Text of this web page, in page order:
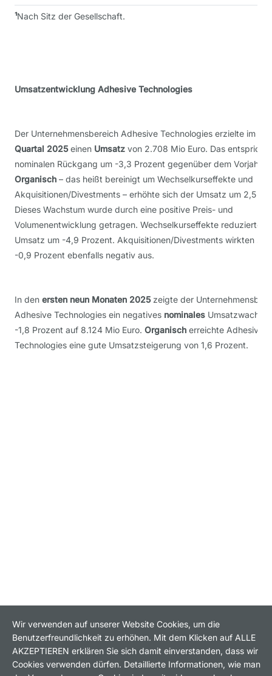
¹Nach Sitz der Gesellschaft.
Umsatzentwicklung Adhesive Technologies
Der Unternehmensbereich Adhesive Technologies erzielte im
Quartal 2025einen Umsatz von 2.708 Mio Euro. Das entspricht
nominalen Rückgang um -3,3 Prozent gegenüber dem
Organisch – das heißt bereinigt um Wechselkurseffekte und
Akquisitionen/Divestments – erhöhte sich der Umsatz um 2,5
Dieses Wachstum wurde durch eine positive Preis- und
Volumenentwicklung getragen. Wechselkurseffekte reduzierten
Umsatz um -4,9 Prozent. Akquisitionen/Divestments wirkten
-0,9 Prozent ebenfalls negativ aus.
In den ersten neun Monaten 2025zeigte der
Adhesive Technologies ein negatives nominales
-1,8 Prozent auf 8.124 Mio Euro. Organisch erreichte Adhesive
Technologies eine gute Umsatzsteigerung von 1,6 Prozent.
Wir verwenden auf unserer Website Cookies, um die
Benutzerfreundlichkeit zu erhöhen. Mit dem Klicken auf ALLE
AKZEPTIEREN erklären Sie sich damit einverstanden, dass wir
Cookies verwenden dürfen. Detaillierte Informationen, wie man